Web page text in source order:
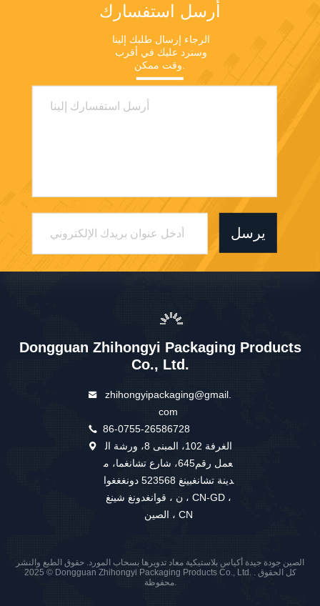
أرسل استفسارك
يرسل
Dongguan Zhihongyi Packaging Products
Co., Ltd.
zhihongyipackaging@gmail.
com
86-0755-26586728
الغرفة 102، المبنى 8، ورشة ال
عمل رقم645، شارع تشانغما، م
دينة تشانغبينغ 523568 دونغغغوا
ن ، قوانغدونغ شينغ ، CN-GD ،
الصين ، CN
الصين جودة جيدة أكياس بلاستيكية معاد تدويرها بسحاب المورد. حقوق الطبع والنشر
© 2025 Dongguan Zhihongyi Packaging Products Co., Ltd. . كل الحقوق
محفوظة.